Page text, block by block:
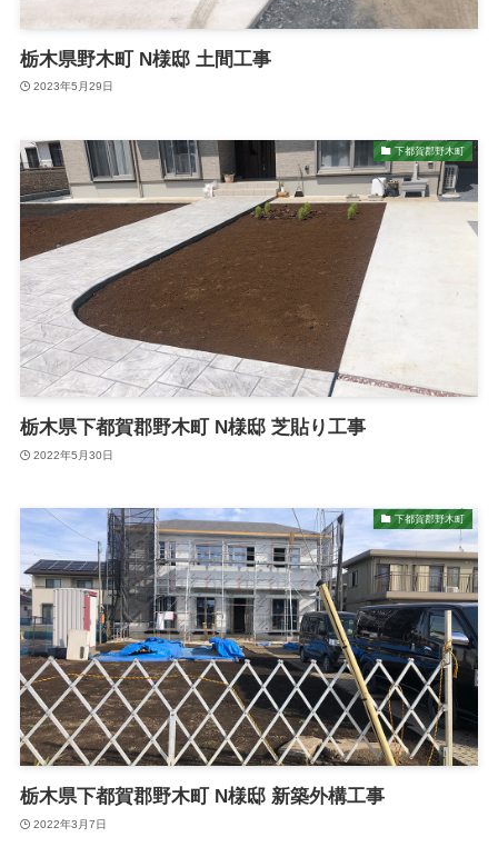
栃木県野木町 N様邸 土間工事
2023年5月29日
下都賀郡野木町
栃木県下都賀郡野木町 N様邸 芝貼り工事
2022年5月30日
下都賀郡野木町
栃木県下都賀郡野木町 N様邸 新築外構工事
2022年3月7日